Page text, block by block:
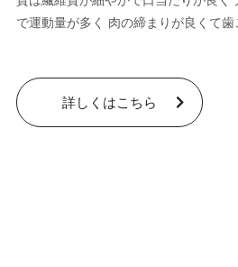
で運動量が多く 肉の締まりが良くて歯
詳しくはこちら